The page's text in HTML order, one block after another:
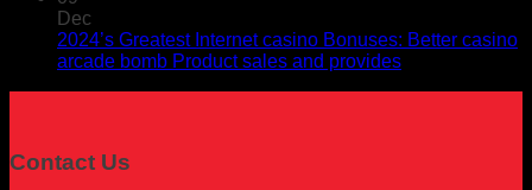
Dec
2024’s Greatest Internet casino Bonuses: Better casino
arcade bomb Product sales and provides
Contact Us